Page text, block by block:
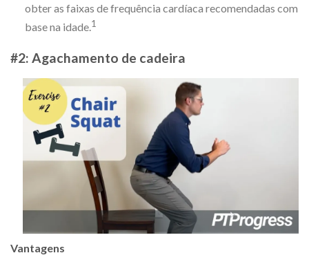
obter as faixas de frequência cardíaca recomendadas com
base na idade.1
#2: Agachamento de cadeira
Vantagens